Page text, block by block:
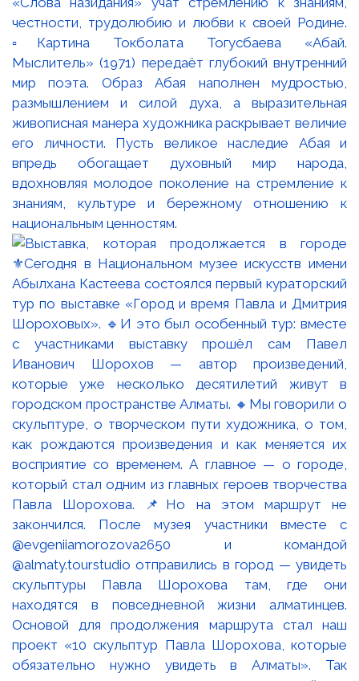
честности, трудолюбию и любви к своей Родине.
▫️Картина Токболата Тогусбаева «Абай.
Мыслитель» (1971) передаёт глубокий внутренний
мир поэта. Образ Абая наполнен мудростью,
размышлением и силой духа, а выразительная
живописная манера художника раскрывает величие
его личности. Пусть великое наследие Абая и
впредь обогащает духовный мир народа,
вдохновляя молодое поколение на стремление к
знаниям, культуре и бережному отношению к
национальным ценностям.